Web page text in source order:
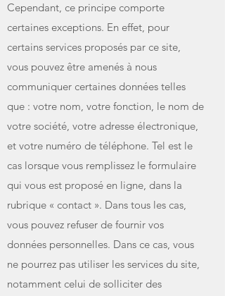
Cependant, ce principe comporte
certaines exceptions. En effet, pour
certains services proposés par ce site,
vous pouvez être amenés à nous
communiquer certaines données telles
que : votre nom, votre fonction, le nom de
votre société, votre adresse électronique,
et votre numéro de téléphone. Tel est le
cas lorsque vous remplissez le formulaire
qui vous est proposé en ligne, dans la
rubrique « contact ». Dans tous les cas,
vous pouvez refuser de fournir vos
données personnelles. Dans ce cas, vous
ne pourrez pas utiliser les services du site,
notamment celui de solliciter des